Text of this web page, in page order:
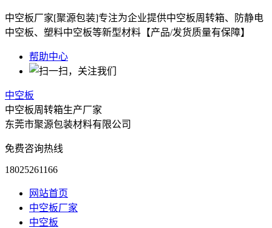
中空板厂家[聚源包装]专注为企业提供中空板周转箱、防静电
中空板、塑料中空板等新型材料【产品/发货质量有保障】
帮助中心
中空板
中空板周转箱生产厂家
东莞市聚源包装材料有限公司
免费咨询热线
18025261166
网站首页
中空板厂家
中空板